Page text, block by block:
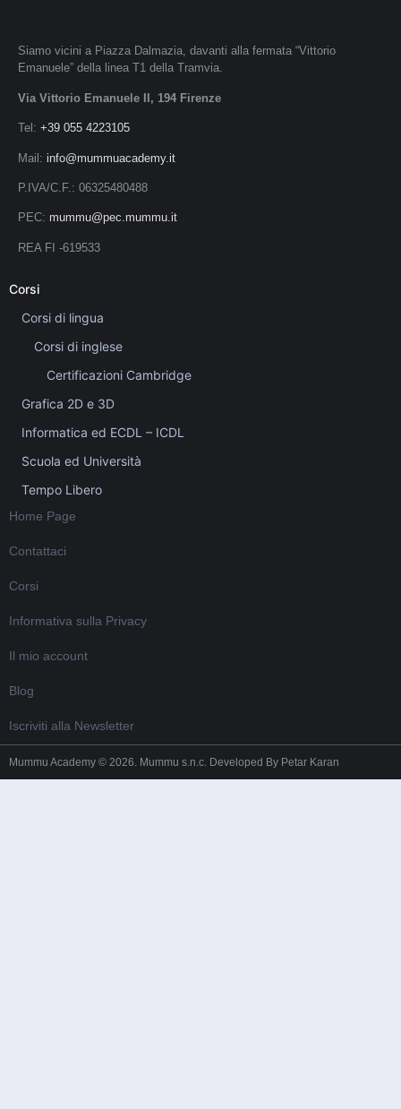
Siamo vicini a Piazza Dalmazia, davanti alla fermata “Vittorio
Emanuele” della linea T1 della Tramvia.
Via Vittorio Emanuele II, 194 Firenze
Tel: +39 055 4223105
Mail: info@mummuacademy.it
P.IVA/C.F.: 06325480488
PEC: mummu@pec.mummu.it
REA FI -619533
Corsi
Corsi di lingua
Corsi di inglese
Certificazioni Cambridge
Grafica 2D e 3D
Informatica ed ECDL – ICDL
Scuola ed Università
Tempo Libero
Home Page
Contattaci
Corsi
Informativa sulla Privacy
Il mio account
Blog
Iscriviti alla Newsletter
Mummu Academy © 2026. Mummu s.n.c. Developed By Petar Karan